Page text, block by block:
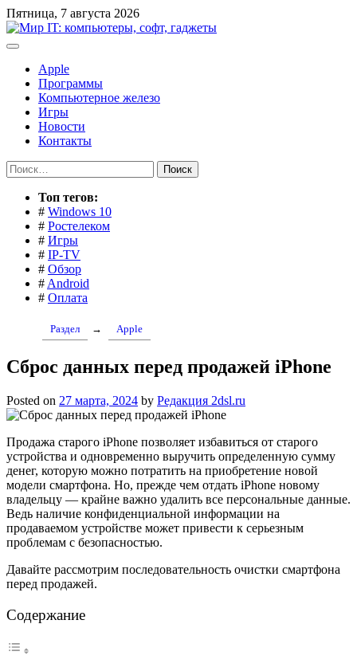
Перейти
к
содержимому
Пятница, 7 августа 2026
Apple
Программы
Компьютерное железо
Игры
Новости
Контакты
Найти:
Toп тегов:
# Windows 10
# Ростелеком
# Игры
# IP-TV
# Обзор
# Android
# Оплата
Раздел → Apple
Сброс данных перед продажей iPhone
Posted on 27 марта, 2024 by Редакция 2dsl.ru
Продажа старого iPhone позволяет избавиться от старого
устройства и одновременно выручить определенную сумму
денег, которую можно потратить на приобретение новой
модели смартфона. Но, прежде чем отдать iPhone новому
владельцу — крайне важно удалить все персональные данные.
Ведь наличие конфиденциальной информации на
продаваемом устройстве может привести к серьезным
проблемам с безопасностью.
Давайте рассмотрим последовательность очистки смартфона
перед продажей.
Содержание